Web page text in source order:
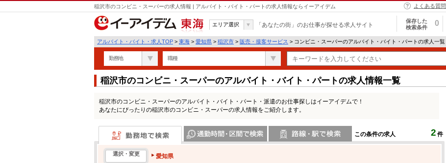
稲沢市のコンビニ・スーパーの求人情報 | アルバイト・バイト・パートの求人情報ならイーアイデム よくある質問
東海
エリア選択 「あなたの街」のお仕事が探せる求人サイト
保存した
検索条件
0
アルバイト・バイト・求人TOP > 東海 > 愛知県 > 稲沢市 > 販売・接客サービス > コンビニ・スーパーのアルバイト・バイト・パートの求人一覧
勤務地 職種
稲沢市のコンビニ・スーパーのアルバイト・バイト・パートの求人情報一覧
稲沢市のコンビニ・スーパーのアルバイト・バイト・パート・派遣のお仕事探しはイーアイデムで！
あなたにぴったりの稲沢市のコンビニ・スーパーの求人情報をご紹介します。
この条件の求人 2 件
勤務地で検索
選択・変更
愛知県